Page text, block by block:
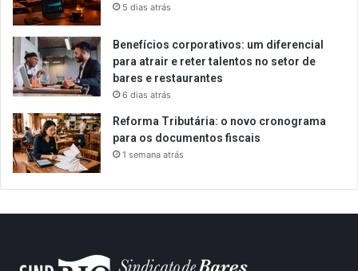
5 dias atrás
Benefícios corporativos: um diferencial
para atrair e reter talentos no setor de
bares e restaurantes
6 dias atrás
Reforma Tributária: o novo cronograma
para os documentos fiscais
1 semana atrás